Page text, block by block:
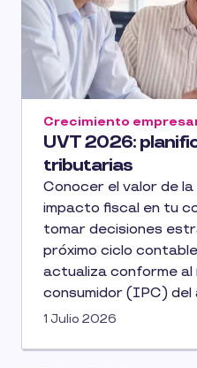
UVT 2026:
tributarias
Crecimiento
Conocer el valor de
impacto fiscal en tu
tomar decisiones
próximo ciclo
actualiza conforme al
consumidor (IPC) del
reflejando las
directas en cómo las
1 Julio 2026